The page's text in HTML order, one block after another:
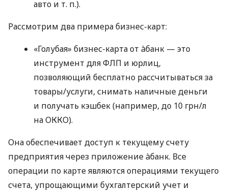
авто и т. п.).
Рассмотрим два примера бизнес-карт:
«Голубая» бизнес-карта от àбанк — это
инструмент для ФЛП и юрлиц,
позволяющий бесплатно рассчитываться за
товары/услуги, снимать наличные деньги
и получать кэшбек (например, до 10 грн/л
на ОККО).
Она обеспечивает доступ к текущему счету
предприятия через приложение àбанк. Все
операции по карте являются операциями текущего
счета, упрощающими бухгалтерский учет и